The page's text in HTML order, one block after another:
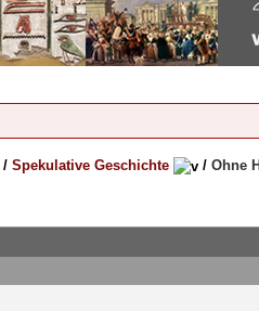
/ Spekulative Geschichte / Ohne